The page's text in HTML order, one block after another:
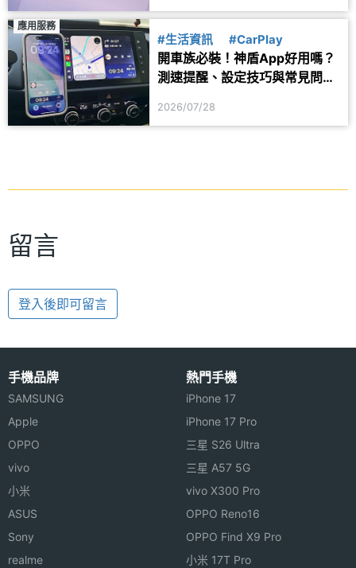
應用服務
#生活資訊 #CarPlay
開車族必裝！神盾App好用嗎？
測速提醒、設定技巧與常見問題
2026/07/28
留言
登入後即可留言
手機品牌
SAMSUNG
Apple
OPPO
vivo
小米
ASUS
Sony
realme
熱門手機
iPhone 17
iPhone 17 Pro
三星 S26 Ultra
三星 A57 5G
vivo X300 Pro
OPPO Reno16
OPPO Find X9 Pro
小米 17T Pro